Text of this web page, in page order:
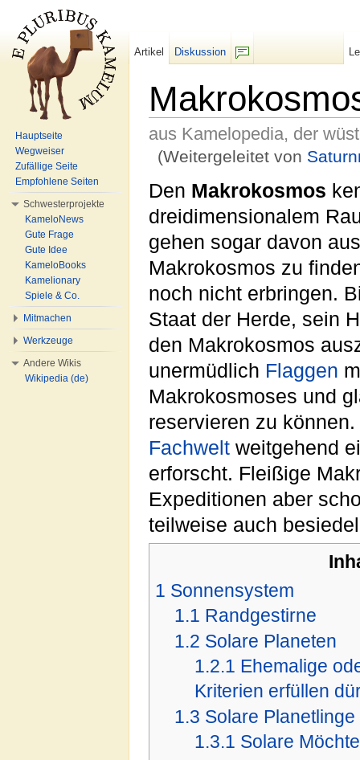
aus Kamelopedia, der
(Weitergeleitet von
Den Makrokosmos
dreidimensionalem
gehen sogar davon
Makrokosmos zu
noch nicht erbringen.
Staat der Herde, sein
den Makrokosmos
unermüdlich Flaggen
Makrokosmoses und
reservieren zu
Fachwelt weitgehend
erforscht. Fleißige
Expeditionen aber
teilweise auch
1 Sonnensystem
1.1 Randgestirne
1.2 Solare Planeten
1.2.1 Ehemalige
Kriterien erfüllen
1.3 Solare Planetlinge
1.3.1 Solare
Artikel
Diskussion
Hauptseite
Wegweiser
Zufällige Seite
Empfohlene Seiten
Schwesterprojekte
KameloNews
Gute Frage
Gute Idee
KameloBooks
Kamelionary
Spiele & Co.
Mitmachen
Werkzeuge
Andere Wikis
Wikipedia (de)